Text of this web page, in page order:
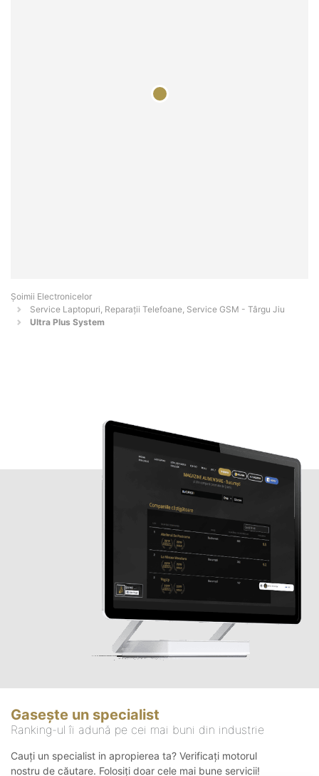
Șoimii Electronicelor
Service Laptopuri, Reparații Telefoane, Service GSM - Târgu Jiu
Ultra Plus System
Gasește un specialist
Ranking-ul îi adună pe cei mai buni din industrie
Cauți un specialist in apropierea ta? Verificați motorul
nostru de căutare. Folosiți doar cele mai bune servicii!